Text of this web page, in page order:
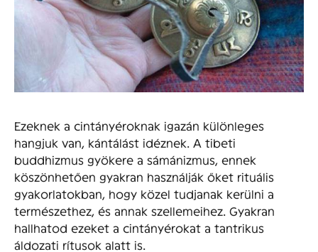
Ezeknek a cintányéroknak igazán különleges
hangjuk van, kántálást idéznek. A tibeti
buddhizmus gyökere a sámánizmus, ennek
köszönhetően gyakran használják őket rituális
gyakorlatokban, hogy közel tudjanak kerülni a
természethez, és annak szellemeihez. Gyakran
hallhatod ezeket a cintányérokat a tantrikus
áldozati rítusok alatt is.